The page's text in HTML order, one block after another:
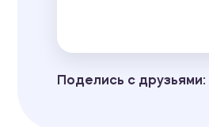
Поделись с друзьями: